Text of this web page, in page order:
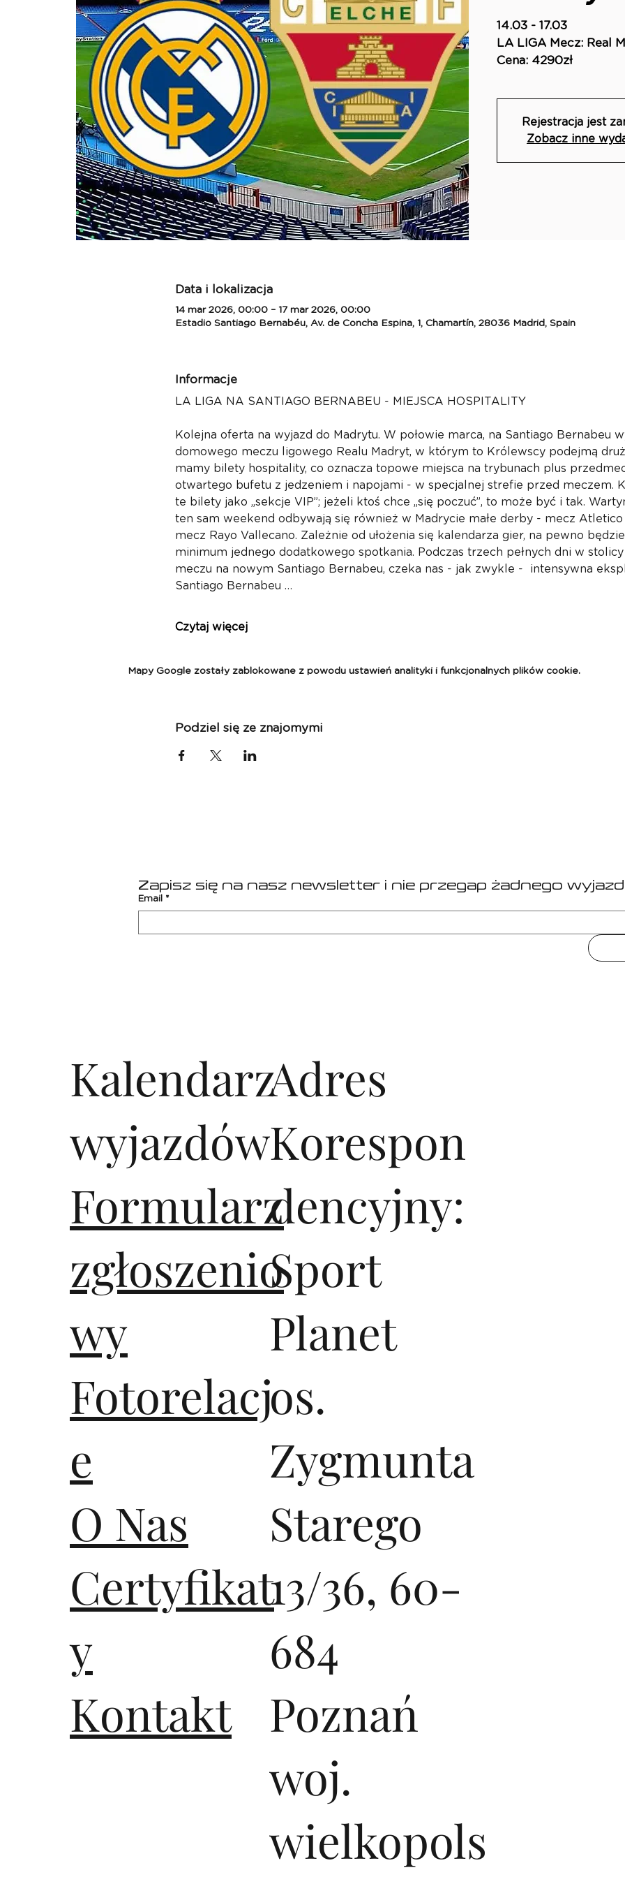
14.03 - 17.03
LA LIGA Mecz: Real
Cena: 4290zł
Rejestracja jest
Zobacz inne
Data i lokalizacja
14 mar 2026, 00:00 – 17 mar 2026, 00:00
Estadio Santiago Bernabéu, Av. de Concha Espina, 1, Chamartín, 28036 Madrid, Spain
Informacje
LA LIGA NA SANTIAGO BERNABEU - MIEJSCA HOSPITALITY
Kolejna oferta na wyjazd do Madrytu. W połowie marca, na Santiago Bernabeu
domowego meczu ligowego Realu Madryt, w którym to Królewscy podejmą
mamy bilety hospitality, co oznacza topowe miejsca na trybunach plus
otwartego bufetu z jedzeniem i napojami - w specjalnej strefie przed meczem.
te bilety jako „sekcje VIP”; jeżeli ktoś chce „się poczuć”, to może być i tak.
ten sam weekend odbywają się również w Madrycie małe derby - mecz
mecz Rayo Vallecano. Zależnie od ułożenia się kalendarza gier, na pewno
minimum jednego dodatkowego spotkania. Podczas trzech pełnych dni w
meczu na nowym Santiago Bernabeu, czeka nas - jak zwykle -  intensywna
Santiago Bernabeu …
Czytaj więcej
Mapy Google zostały zablokowane z powodu ustawień analityki i funkcjonalnych plików cookie.
Podziel się ze znajomymi
Zapisz się na nasz newsletter i nie przegap żadnego
Email *
Kalendarz
wyjazdów
Formularz
zgłoszenio
wy
Fotorelacj
e
O Nas
Certyfikat
y
Kontakt
Adres
Korespon
dencyjny:
Sport
Planet
os.
Zygmunta
Starego
13/36, 60-
684
Poznań
woj.
wielkopols